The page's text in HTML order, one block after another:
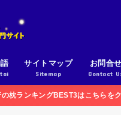
サイトマップ
Sitemap
お問合せ
Contact
枕ランキングBEST3はこちらを